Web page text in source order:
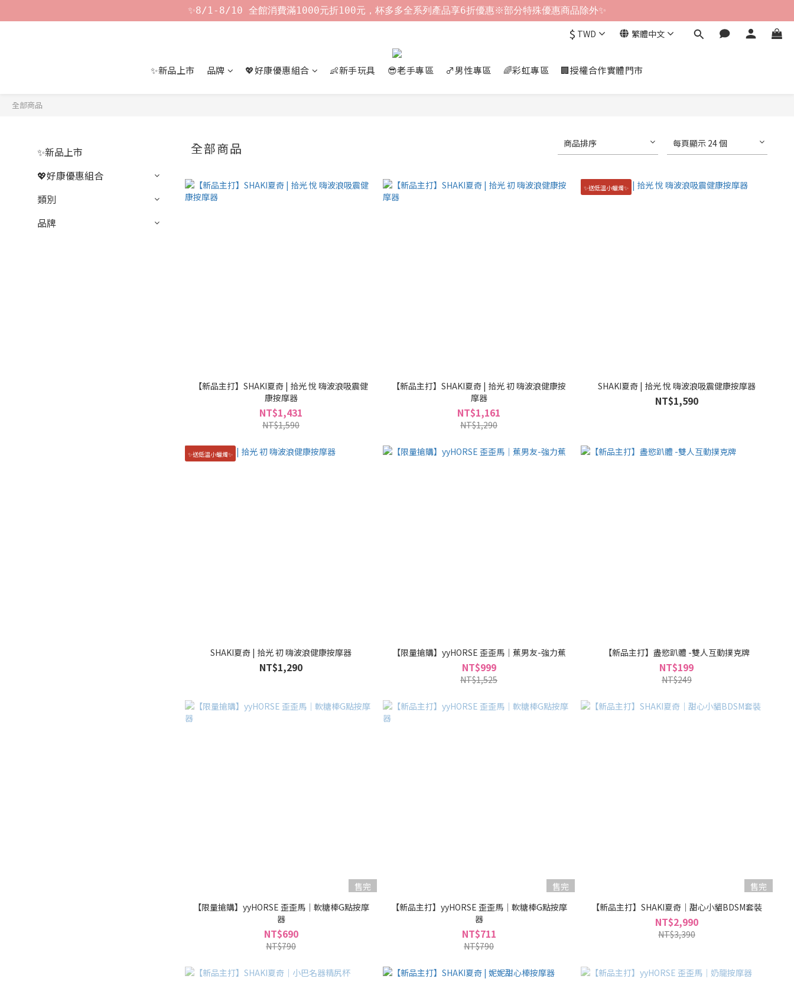
$ TWD 繁體中文
✨新品上市 品牌 💖好康優惠組合 👶新手玩具 😎老手專區 ♂️男性專區 🌈彩虹專區 🏢授權合作實體門市
全部商品
✨新品上市
💖好康優惠組合
類別
品牌
全部商品 商品排序 每頁顯示 24 個
【新品主打】SHAKI夏奇 | 拾光 悅 嗨波浪吸震健
康按摩器
NT$1,431
NT$1,590
【新品主打】SHAKI夏奇 | 拾光 初 嗨波浪健康按
摩器
NT$1,161
NT$1,290
✨送低溫小蠟燭✨
SHAKI夏奇 | 拾光 悅 嗨波浪吸震健康按摩器
NT$1,590
✨送低溫小蠟燭✨
SHAKI夏奇 | 拾光 初 嗨波浪健康按摩器
NT$1,290
【限量搶購】yyHORSE 歪歪馬｜蕉男友-強力蕉
NT$999
NT$1,525
【新品主打】盡慾趴體 -雙人互動撲克牌
NT$199
NT$249
售完
【限量搶購】yyHORSE 歪歪馬｜軟糖棒G點按摩
器
NT$690
NT$790
售完
【新品主打】yyHORSE 歪歪馬｜軟糖棒G點按摩
器
NT$711
NT$790
售完
【新品主打】SHAKI夏奇｜甜心小貓BDSM套裝
NT$2,990
NT$3,390
✨8/1-8/10 全館消費滿1000元折100元，杯多多全系列產品享6折優惠※部分特殊優惠商品除外✨